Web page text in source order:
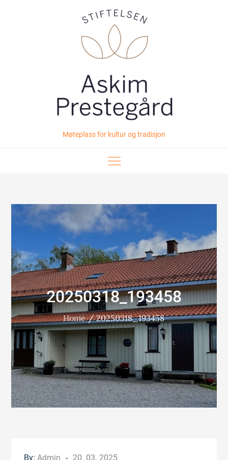
Møteplass for kultur og tradisjon
20250318_193458
Home 20250318_193458
By:Admin
Posted
20. 03. 2025